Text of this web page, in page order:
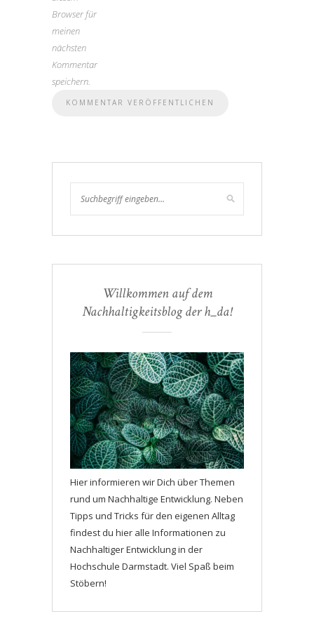
Browser für
meinen
nächsten
Kommentar
speichern.
Willkommen auf dem
Nachhaltigkeitsblog der h_da!
Hier informieren wir Dich über Themen
rund um Nachhaltige Entwicklung. Neben
Tipps und Tricks für den eigenen Alltag
findest du hier alle Informationen zu
Nachhaltiger Entwicklung in der
Hochschule Darmstadt. Viel Spaß beim
Stöbern!